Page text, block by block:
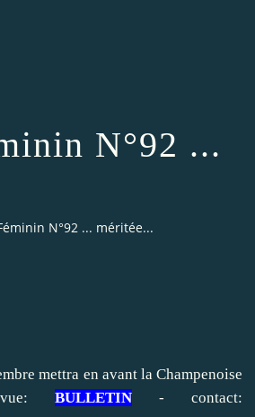
N°92 ...
N°92 ... méritée...
mettra en avant la Champenoise
BULLETIN- contact: